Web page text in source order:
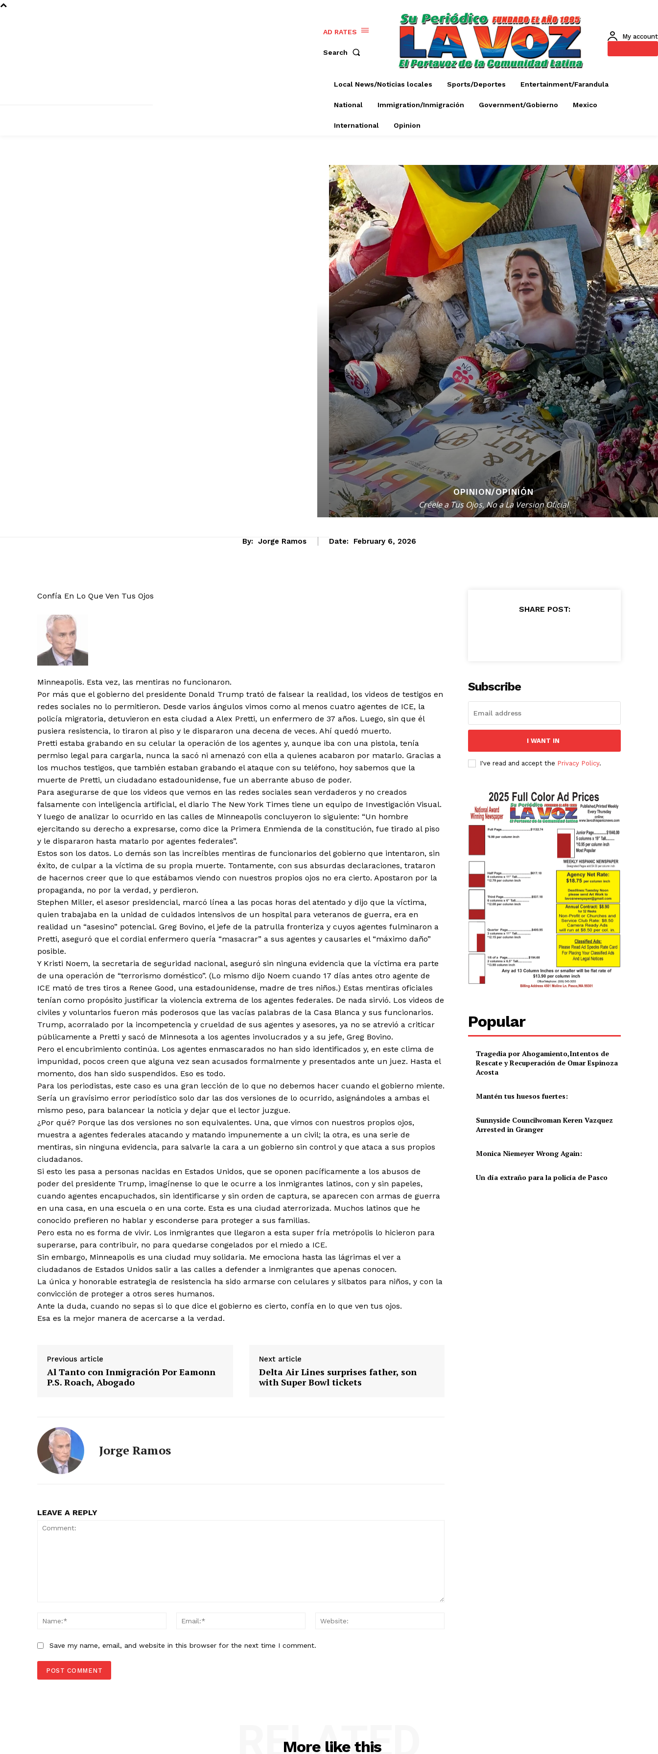
AD RATES
Search
My account
Local News/Noticias locales Sports/Deportes Entertainment/Farandula
National Immigration/Inmigración Government/Gobierno Mexico
International Opinion
OPINION/OPINIÓN
Créele a Tus Ojos, No a La Version Oficial
By: Jorge Ramos Date: February 6, 2026
Confía En Lo Que Ven Tus Ojos
Minneapolis. Esta vez, las mentiras no funcionaron.
Por más que el gobierno del presidente Donald Trump trató de falsear la realidad, los videos de testigos en
redes sociales no lo permitieron. Desde varios ángulos vimos como al menos cuatro agentes de ICE, la
policía migratoria, detuvieron en esta ciudad a Alex Pretti, un enfermero de 37 años. Luego, sin que él
pusiera resistencia, lo tiraron al piso y le dispararon una decena de veces. Ahí quedó muerto.
Pretti estaba grabando en su celular la operación de los agentes y, aunque iba con una pistola, tenía
permiso legal para cargarla, nunca la sacó ni amenazó con ella a quienes acabaron por matarlo. Gracias a
los muchos testigos, que también estaban grabando el ataque con su teléfono, hoy sabemos que la
muerte de Pretti, un ciudadano estadounidense, fue un aberrante abuso de poder.
Para asegurarse de que los videos que vemos en las redes sociales sean verdaderos y no creados
falsamente con inteligencia artificial, el diario The New York Times tiene un equipo de Investigación Visual.
Y luego de analizar lo ocurrido en las calles de Minneapolis concluyeron lo siguiente: “Un hombre
ejercitando su derecho a expresarse, como dice la Primera Enmienda de la constitución, fue tirado al piso
y le dispararon hasta matarlo por agentes federales”.
Estos son los datos. Lo demás son las increíbles mentiras de funcionarios del gobierno que intentaron, sin
éxito, de culpar a la víctima de su propia muerte. Tontamente, con sus absurdas declaraciones, trataron
de hacernos creer que lo que estábamos viendo con nuestros propios ojos no era cierto. Apostaron por la
propaganda, no por la verdad, y perdieron.
Stephen Miller, el asesor presidencial, marcó línea a las pocas horas del atentado y dijo que la víctima,
quien trabajaba en la unidad de cuidados intensivos de un hospital para veteranos de guerra, era en
realidad un “asesino” potencial. Greg Bovino, el jefe de la patrulla fronteriza y cuyos agentes fulminaron a
Pretti, aseguró que el cordial enfermero quería “masacrar” a sus agentes y causarles el “máximo daño”
posible.
Y Kristi Noem, la secretaria de seguridad nacional, aseguró sin ninguna evidencia que la víctima era parte
de una operación de “terrorismo doméstico”. (Lo mismo dijo Noem cuando 17 días antes otro agente de
ICE mató de tres tiros a Renee Good, una estadounidense, madre de tres niños.) Estas mentiras oficiales
tenían como propósito justificar la violencia extrema de los agentes federales. De nada sirvió. Los videos de
civiles y voluntarios fueron más poderosos que las vacías palabras de la Casa Blanca y sus funcionarios.
Trump, acorralado por la incompetencia y crueldad de sus agentes y asesores, ya no se atrevió a criticar
públicamente a Pretti y sacó de Minnesota a los agentes involucrados y a su jefe, Greg Bovino.
Pero el encubrimiento continúa. Los agentes enmascarados no han sido identificados y, en este clima de
impunidad, pocos creen que alguna vez sean acusados formalmente y presentados ante un juez. Hasta el
momento, dos han sido suspendidos. Eso es todo.
Para los periodistas, este caso es una gran lección de lo que no debemos hacer cuando el gobierno miente.
Sería un gravísimo error periodístico solo dar las dos versiones de lo ocurrido, asignándoles a ambas el
mismo peso, para balancear la noticia y dejar que el lector juzgue.
¿Por qué? Porque las dos versiones no son equivalentes. Una, que vimos con nuestros propios ojos,
muestra a agentes federales atacando y matando impunemente a un civil; la otra, es una serie de
mentiras, sin ninguna evidencia, para salvarle la cara a un gobierno sin control y que ataca a sus propios
ciudadanos.
Si esto les pasa a personas nacidas en Estados Unidos, que se oponen pacíficamente a los abusos de
poder del presidente Trump, imagínense lo que le ocurre a los inmigrantes latinos, con y sin papeles,
cuando agentes encapuchados, sin identificarse y sin orden de captura, se aparecen con armas de guerra
en una casa, en una escuela o en una corte. Esta es una ciudad aterrorizada. Muchos latinos que he
conocido prefieren no hablar y esconderse para proteger a sus familias.
Pero esta no es forma de vivir. Los inmigrantes que llegaron a esta super fría metrópolis lo hicieron para
superarse, para contribuir, no para quedarse congelados por el miedo a ICE.
Sin embargo, Minneapolis es una ciudad muy solidaria. Me emociona hasta las lágrimas el ver a
ciudadanos de Estados Unidos salir a las calles a defender a inmigrantes que apenas conocen.
La única y honorable estrategia de resistencia ha sido armarse con celulares y silbatos para niños, y con la
convicción de proteger a otros seres humanos.
Ante la duda, cuando no sepas si lo que dice el gobierno es cierto, confía en lo que ven tus ojos.
Esa es la mejor manera de acercarse a la verdad.
Previous article
Al Tanto con Inmigración Por Eamonn
P.S. Roach, Abogado
Next article
Delta Air Lines surprises father, son
with Super Bowl tickets
Jorge Ramos
LEAVE A REPLY
Name:*
Email:*
Save my name, email, and website in this browser for the next time I comment.
SHARE POST:
Subscribe
I WANT IN
I've read and accept the Privacy Policy.
Popular
Tragedia por Ahogamiento,Intentos de
Rescate y Recuperación de Omar Espinoza
Acosta
Mantén tus huesos fuertes:
Sunnyside Councilwoman Keren Vazquez
Arrested in Granger
Monica Niemeyer Wrong Again:
Un día extraño para la policía de Pasco
More like this
RELATED